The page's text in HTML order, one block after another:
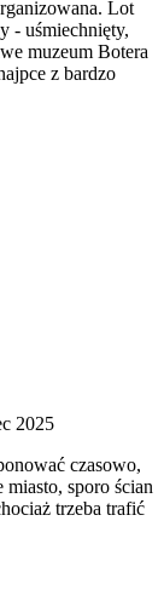
Lot
- uśmiechnięty,
muzeum Botera
z bardzo
2025
czasowo,
sporo ścian
trzeba trafić